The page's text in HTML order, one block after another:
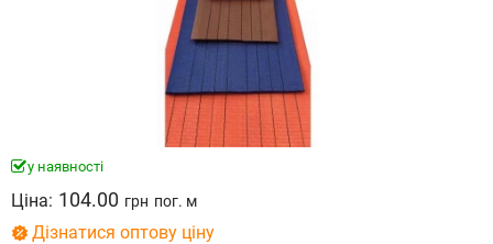
у наявності
Ціна: 104.00 грн пог. м
Дізнатися оптову ціну